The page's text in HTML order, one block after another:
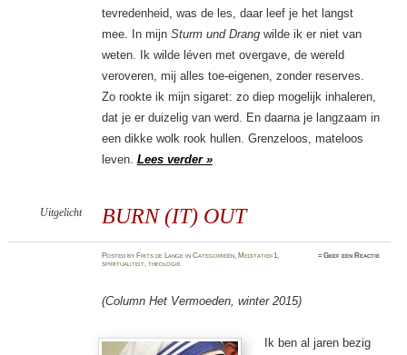
tevredenheid, was de les, daar leef je het langst
mee. In mijn Sturm und Drangwilde ik er niet van
weten. Ik wilde léven met overgave, de wereld
veroveren, mij alles toe-eigenen, zonder reserves.
Zo rookte ik mijn sigaret: zo diep mogelijk inhaleren,
dat je er duizelig van werd. En daarna je langzaam in
een dikke wolk rook hullen. Grenzeloos, mateloos
leven. Lees verder »
BURN (IT) OUT
Uitgelicht
PostedbyFrits de Lange inCategorieën ,Meditatief1
spiritualiteit ,theologie
≈Geef een Reactie
(Column Het Vermoeden, winter 2015)
Ik ben al jaren bezig